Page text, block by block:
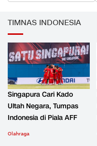
TIMNAS INDONESIA
Singapura Cari Kado
Ultah Negara, Tumpas
Indonesia di Piala AFF
Olahraga